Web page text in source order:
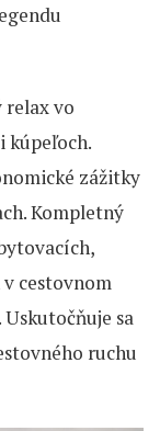
relax vo
kúpeľoch.
zážitky
Kompletný
cestovnom
Uskutočňuje sa
ruchu